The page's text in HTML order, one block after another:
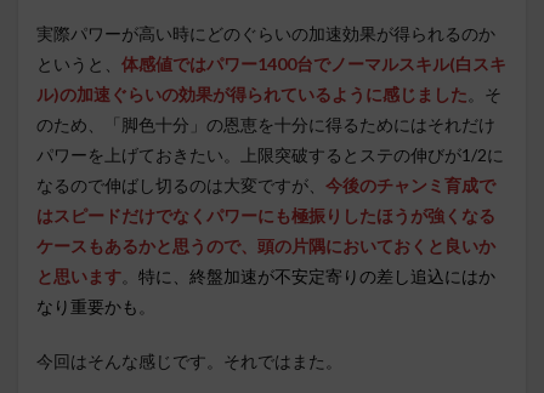
実際パワーが高い時にどのぐらいの加速効果が得られるのか
というと、 体感値ではパワー1400台でノーマルスキル(白スキ
ル)の加速ぐらいの効果が得られているように感じました。そ
のため、「脚色十分」の恩恵を十分に得るためにはそれだけ
パワーを上げておきたい。上限突破するとステの伸びが1/2に
なるので伸ばし切るのは大変ですが、 今後のチャンミ育成で
はスピードだけでなくパワーにも極振りしたほうが強くなる
ケースもあるかと思うので、頭の片隅においておくと良いか
と思います。 特に、終盤加速が不安定寄りの差し追込にはか
なり重要かも 。
今回はそんな感じです。それではまた。